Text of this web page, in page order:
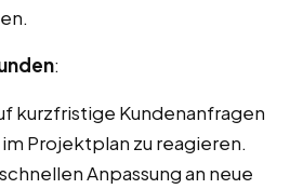
:
kurzfristige Kundenanfragen
Projektplan zu reagieren.
Anpassung an neue